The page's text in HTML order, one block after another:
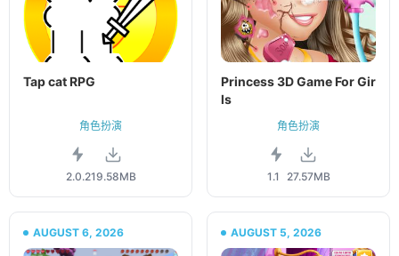
Tap cat RPG
角色扮演
2.0.219.58MB
Princess 3D Game For Gir
ls
角色扮演
1.1 27.57MB
AUGUST 6, 2026 AUGUST 5, 2026